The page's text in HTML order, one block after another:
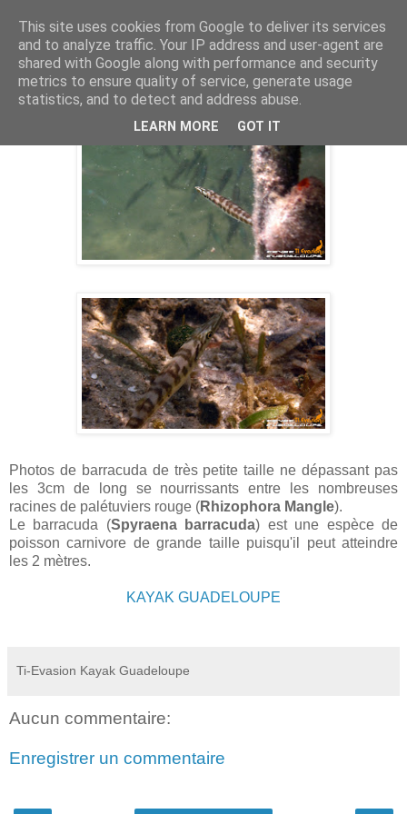
19 oct. 2009
PETIT BARRACUDA
Photos de barracuda de très petite taille ne dépassant pas
les 3cm de long se nourrissants entre les nombreuses
racines de palétuviers rouge (Rhizophora Mangle).
Le barracuda (Spyraena barracuda) est une espèce de
poisson carnivore de grande taille puisqu'il peut atteindre
les 2 mètres.
KAYAK GUADELOUPE
Ti-Evasion Kayak Guadeloupe
Aucun commentaire:
Enregistrer un commentaire
This site uses cookies from Google to deliver its services
and to analyze traffic. Your IP address and user-agent are
shared with Google along with performance and security
metrics to ensure quality of service, generate usage
statistics, and to detect and address abuse.
LEARN MORE GOT IT